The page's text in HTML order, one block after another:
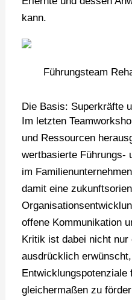
kann.
Führungsteam
Die Basis: Superkräfte
Im letzten
und Ressourcen
wertbasierte Führungs-
im
damit eine
offene Kommunikation
Kritik ist dabei nicht nur
ausdrücklich
gleichermaßen zu